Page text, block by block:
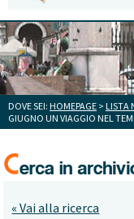
DOVE SEI: HOMEPAGE > LISTA
GIUGNO UN VIAGGIO NEL
« Vai alla ricerca